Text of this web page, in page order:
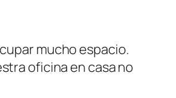
mucho espacio.
oficina en casa no